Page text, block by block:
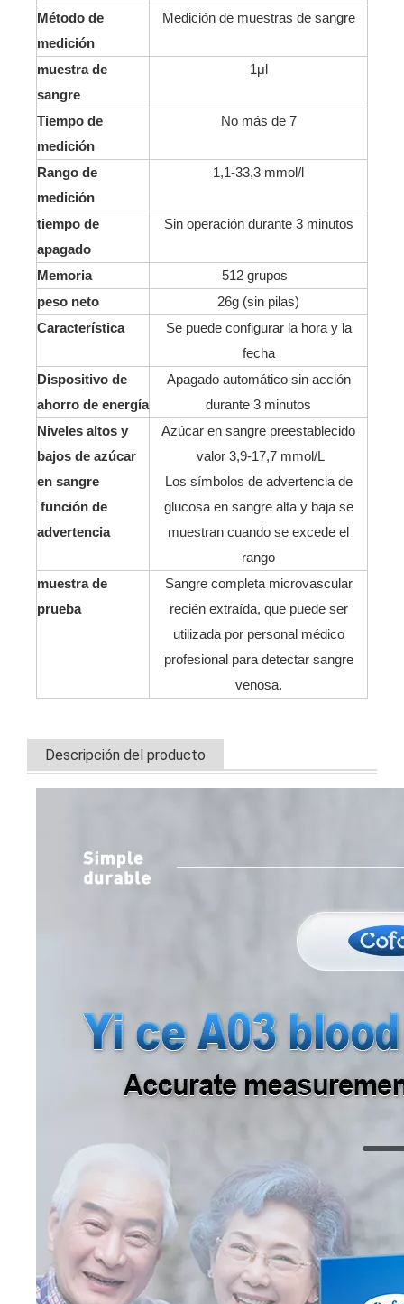
Método de
medición
Medición de muestras de sangre
muestra de
sangre
1μl
Tiempo de
medición
No más de 7
Rango de
medición
1,1-33,3 mmol/l
tiempo de
apagado
Sin operación durante 3 minutos
Memoria
512 grupos
peso neto
26g (sin pilas)
Característica
Se puede configurar la hora y la
fecha
Dispositivo de
ahorro de energía
Apagado automático sin acción
durante 3 minutos
Niveles altos y
bajos de azúcar
en sangre
función de
advertencia
Azúcar en sangre preestablecido
valor 3,9-17,7 mmol/L
Los símbolos de advertencia de
glucosa en sangre alta y baja se
muestran cuando se excede el
rango
muestra de
prueba
Sangre completa microvascular
recién extraída, que puede ser
utilizada por personal médico
profesional para detectar sangre
venosa.
Descripción del producto